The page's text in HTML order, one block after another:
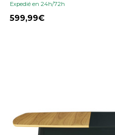
Expedié en 24h/72h
599,99